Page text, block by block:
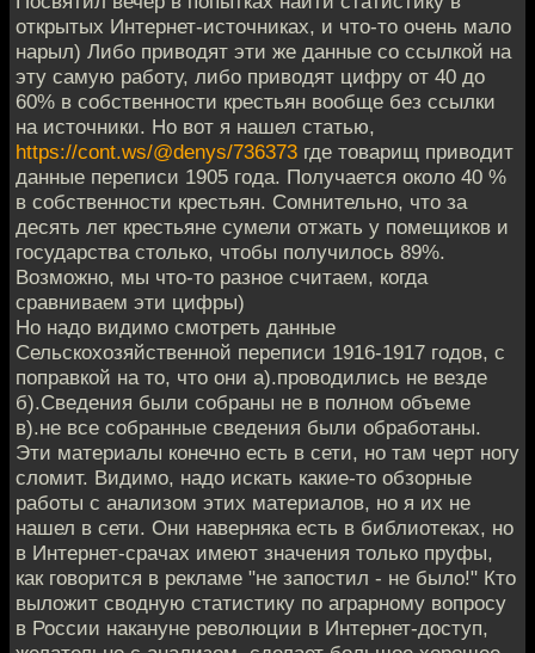
открытых Интернет-источниках, и что-то очень мало
нарыл) Либо приводят эти же данные со ссылкой на
эту самую работу, либо приводят цифру от 40 до
60% в собственности крестьян вообще без ссылки
на источники. Но вот я нашел статью,
https://cont.ws/@denys/736373 где товарищ приводит
данные переписи 1905 года. Получается около 40 %
в собственности крестьян. Сомнительно, что за
десять лет крестьяне сумели отжать у помещиков и
государства столько, чтобы получилось 89%.
Возможно, мы что-то разное считаем, когда
сравниваем эти цифры)
Но надо видимо смотреть данные
Сельскохозяйственной переписи 1916-1917 годов, с
поправкой на то, что они а).проводились не везде
б).Сведения были собраны не в полном объеме
в).не все собранные сведения были обработаны.
Эти материалы конечно есть в сети, но там черт ногу
сломит. Видимо, надо искать какие-то обзорные
работы с анализом этих материалов, но я их не
нашел в сети. Они наверняка есть в библиотеках, но
в Интернет-срачах имеют значения только пруфы,
как говорится в рекламе "не запостил - не было!" Кто
выложит сводную статистику по аграрному вопросу
в России накануне революции в Интернет-доступ,